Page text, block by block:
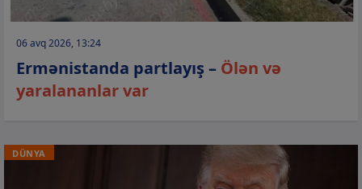
06 avq 2026, 13:24
Ermənistanda partlayış – Ölən və
yaralananlar var
DÜNYA